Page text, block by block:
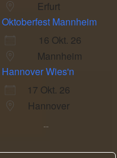
Erfurt
Oktoberfest Mannheim
16 Okt. 26
Mannheim
Hannover Wies'n
17 Okt. 26
Hannover
...